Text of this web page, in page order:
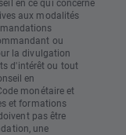
aux modalités
ou
la divulgation
d'intérêt ou tout
en
monétaire et
et formations
pas être
une